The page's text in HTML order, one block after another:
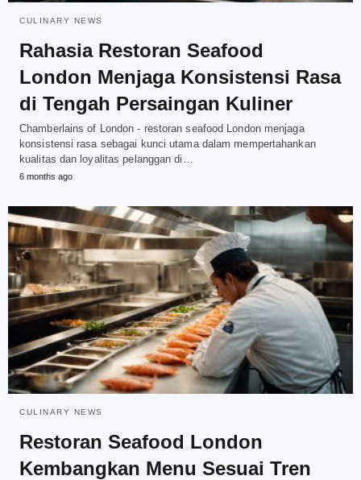
CULINARY NEWS
Rahasia Restoran Seafood
London Menjaga Konsistensi Rasa
di Tengah Persaingan Kuliner
Chamberlains of London - restoran seafood London menjaga
konsistensi rasa sebagai kunci utama dalam mempertahankan
kualitas dan loyalitas pelanggan di…
6 months ago
CULINARY NEWS
Restoran Seafood London
Kembangkan Menu Sesuai Tren